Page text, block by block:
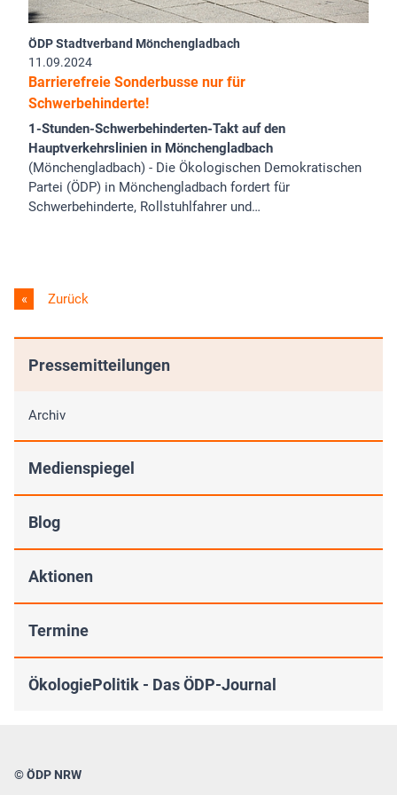
ÖDP Stadtverband Mönchengladbach
11.09.2024
Barrierefreie Sonderbusse nur für
Schwerbehinderte!
1-Stunden-Schwerbehinderten-Takt auf den
Hauptverkehrslinien in Mönchengladbach
(Mönchengladbach) - Die Ökologischen Demokratischen
Partei (ÖDP) in Mönchengladbach fordert für
Schwerbehinderte, Rollstuhlfahrer und…
Zurück
Pressemitteilungen
Archiv
Medienspiegel
Blog
Aktionen
Termine
ÖkologiePolitik - Das ÖDP-Journal
© ÖDP NRW